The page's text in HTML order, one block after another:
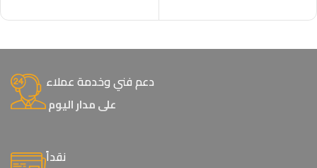
دعم فني وخدمة عملاء
على مدار اليوم
نقداً